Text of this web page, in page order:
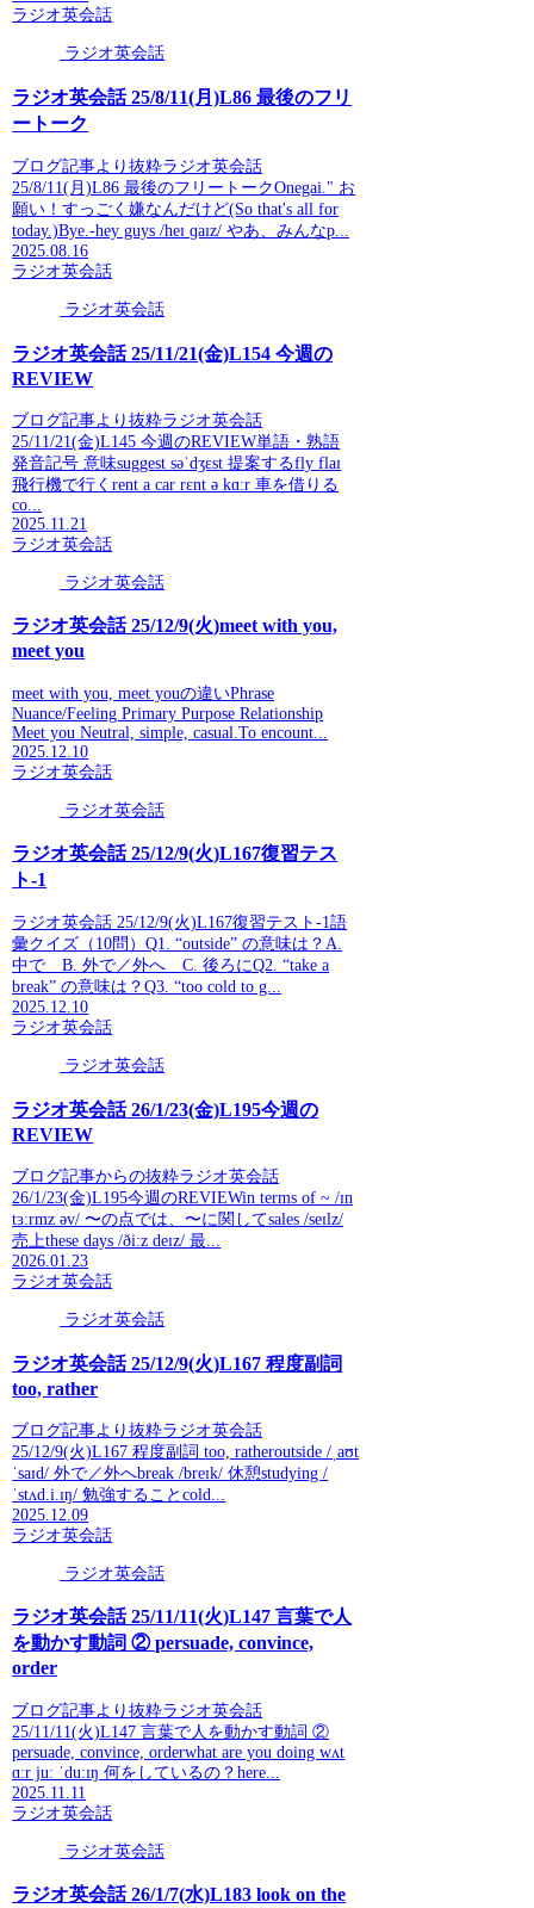
ラジオ英会話
ラジオ英会話
ラジオ英会話 25/8/11(月)L86 最後のフリ
ートーク
ブログ記事より抜粋ラジオ英会話
25/8/11(月)L86 最後のフリートークOnegai." お
願い！すっごく嫌なんだけど(So that's all for
today.)Bye.-hey guys /heɪ ɡaɪz/ やあ、みんなp...
2025.08.16
ラジオ英会話
ラジオ英会話
ラジオ英会話 25/11/21(金)L154 今週の
REVIEW
ブログ記事より抜粋ラジオ英会話
25/11/21(金)L145 今週のREVIEW単語・熟語
発音記号 意味suggest səˈdʒɛst 提案するfly flaɪ
飛行機で行くrent a car rɛnt ə kɑːr 車を借りる
co...
2025.11.21
ラジオ英会話
ラジオ英会話
ラジオ英会話 25/12/9(火)meet with you,
meet you
meet with you, meet youの違いPhrase
Nuance/Feeling Primary Purpose Relationship
Meet you Neutral, simple, casual.To encount...
2025.12.10
ラジオ英会話
ラジオ英会話
ラジオ英会話 25/12/9(火)L167復習テス
ト-1
ラジオ英会話 25/12/9(火)L167復習テスト-1語
彙クイズ（10問）Q1. “outside” の意味は？A.
中で B. 外で／外へ C. 後ろにQ2. “take a
break” の意味は？Q3. “too cold to g...
2025.12.10
ラジオ英会話
ラジオ英会話
ラジオ英会話 26/1/23(金)L195今週の
REVIEW
ブログ記事からの抜粋ラジオ英会話
26/1/23(金)L195今週のREVIEWin terms of ~ /ɪn
tɜːrmz əv/ 〜の点では、〜に関してsales /seɪlz/
売上these days /ðiːz deɪz/ 最...
2026.01.23
ラジオ英会話
ラジオ英会話
ラジオ英会話 25/12/9(火)L167 程度副詞
too, rather
ブログ記事より抜粋ラジオ英会話
25/12/9(火)L167 程度副詞 too, ratheroutside /ˌaʊt
ˈsaɪd/ 外で／外へbreak /breɪk/ 休憩studying /
ˈstʌd.i.ɪŋ/ 勉強することcold...
2025.12.09
ラジオ英会話
ラジオ英会話
ラジオ英会話 25/11/11(火)L147 言葉で人
を動かす動詞 ② persuade, convince,
order
ブログ記事より抜粋ラジオ英会話
25/11/11(火)L147 言葉で人を動かす動詞 ②
persuade, convince, orderwhat are you doing wʌt
ɑːr juː ˈduːɪŋ 何をしているの？here...
2025.11.11
ラジオ英会話
ラジオ英会話
ラジオ英会話 26/1/7(水)L183 look on the